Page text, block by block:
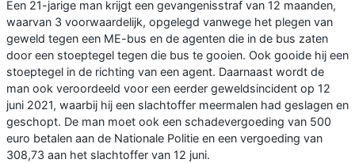
Een 21-jarige man krijgt een gevangenisstraf van 12 maanden,
waarvan 3 voorwaardelijk, opgelegd vanwege het plegen van
geweld tegen een ME-bus en de agenten die in de bus zaten
door een stoeptegel tegen die bus te gooien. Ook gooide hij een
stoeptegel in de richting van een agent. Daarnaast wordt de
man ook veroordeeld voor een eerder geweldsincident op 12
juni 2021, waarbij hij een slachtoffer meermalen had geslagen en
geschopt. De man moet ook een schadevergoeding van 500
euro betalen aan de Nationale Politie en een vergoeding van
308,73 aan het slachtoffer van 12 juni.